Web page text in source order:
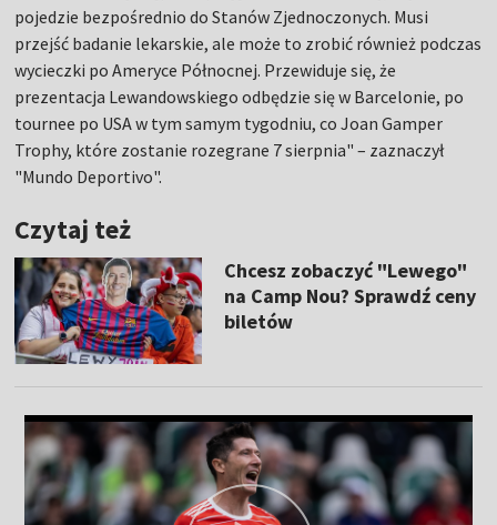
pojedzie bezpośrednio do Stanów Zjednoczonych. Musi
przejść badanie lekarskie, ale może to zrobić również podczas
wycieczki po Ameryce Północnej. Przewiduje się, że
prezentacja Lewandowskiego odbędzie się w Barcelonie, po
tournee po USA w tym samym tygodniu, co Joan Gamper
Trophy, które zostanie rozegrane 7 sierpnia" – zaznaczył
"Mundo Deportivo".
Czytaj też
Chcesz zobaczyć "Lewego"
na Camp Nou? Sprawdź ceny
biletów